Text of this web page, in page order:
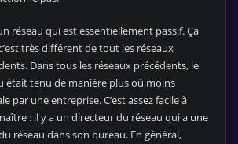
réseau qui est essentiellement passif. Ça
très différent de tout les réseaux
Dans tous les réseaux précédents, le
était tenu de manière plus où moins
par une entreprise. C’est assez facile à
: il y a un directeur du réseau qui a une
réseau dans son bureau. En général,